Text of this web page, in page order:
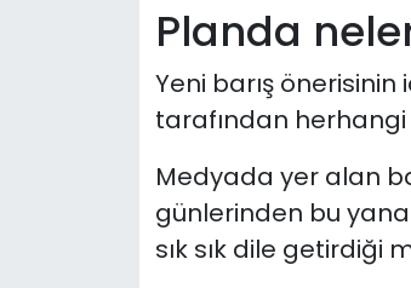
Planda
Yeni barış
tarafından herhangi
Medyada yer alan
günlerinden bu
sık sık dile getirdiği